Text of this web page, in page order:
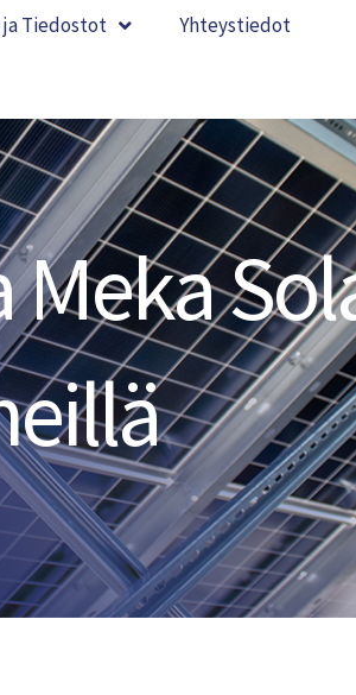
Tiedostot Yhteystiedot